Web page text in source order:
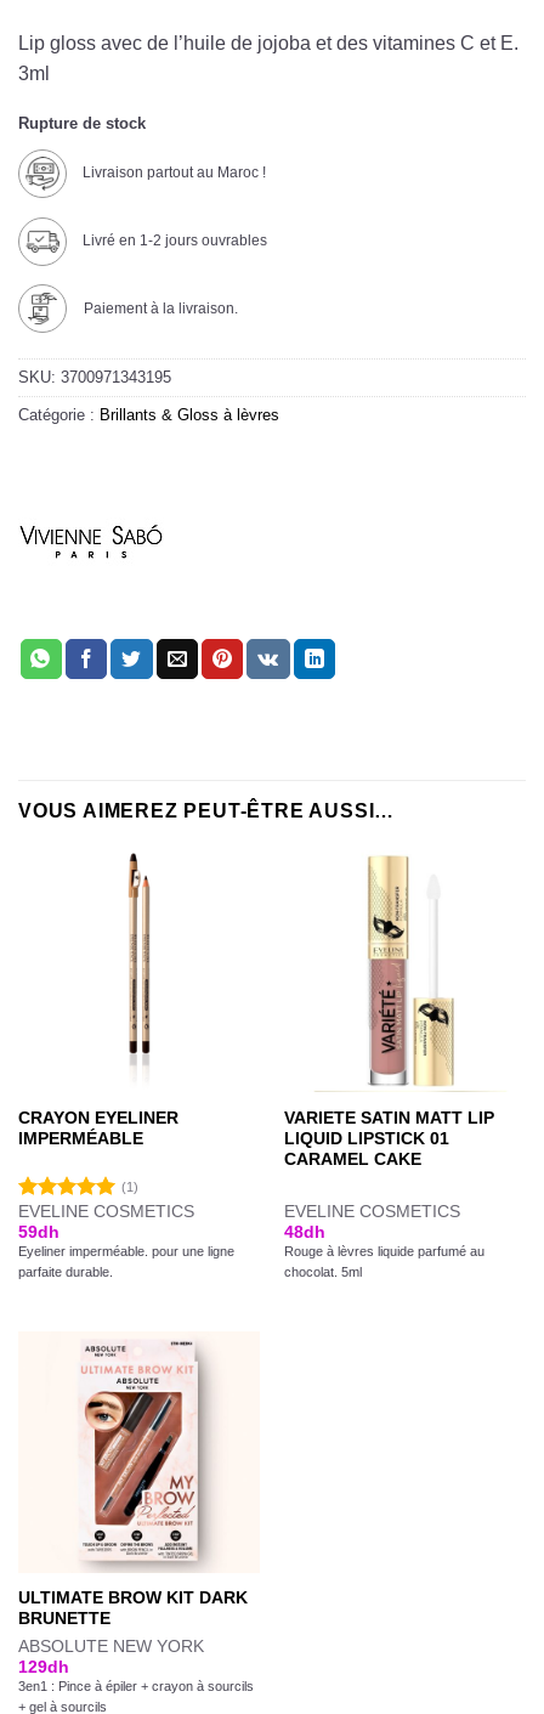
Lip gloss avec de l’huile de jojoba et des vitamines C et E.
3ml
Rupture de stock
Livraison partout au Maroc !
Livré en 1-2 jours ouvrables
Paiement à la livraison.
SKU: 3700971343195
Catégorie : Brillants & Gloss à lèvres
VOUS AIMEREZ PEUT-ÊTRE AUSSI…
CRAYON EYELINER
IMPERMÉABLE
Note5.00
sur 5
(1)
EVELINE COSMETICS
59dh
Eyeliner imperméable. pour une ligne
parfaite durable.
VARIETE SATIN MATT LIP
LIQUID LIPSTICK 01
CARAMEL CAKE
EVELINE COSMETICS
48dh
Rouge à lèvres liquide parfumé au
chocolat. 5ml
ULTIMATE BROW KIT DARK
BRUNETTE
ABSOLUTE NEW YORK
129dh
3en1 : Pince à épiler + crayon à sourcils
+ gel à sourcils